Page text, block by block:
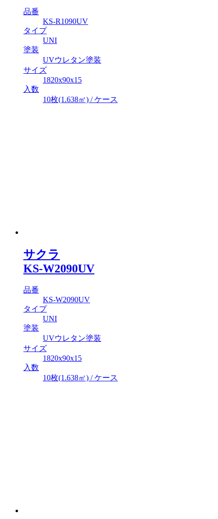
品番
KS-R1090UV
タイプ
UNI
塗装
UVウレタン塗装
サイズ
1820x90x15
入数
10枚(1.638㎡) / ケース
サクラ
KS-W2090UV
品番
KS-W2090UV
タイプ
UNI
塗装
UVウレタン塗装
サイズ
1820x90x15
入数
10枚(1.638㎡) / ケース